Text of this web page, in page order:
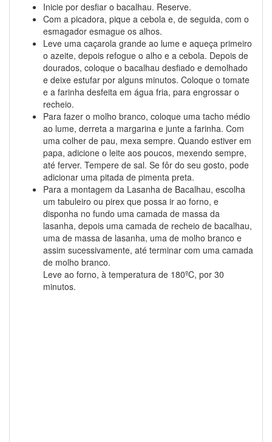
Inicie por desfiar o bacalhau. Reserve.
Com a picadora, pique a cebola e, de seguida, com o
esmagador esmague os alhos.
Leve uma caçarola grande ao lume e aqueça primeiro
o azeite, depois refogue o alho e a cebola. Depois de
dourados, coloque o bacalhau desfiado e demolhado
e deixe estufar por alguns minutos. Coloque o tomate
e a farinha desfeita em água fria, para engrossar o
recheio.
Para fazer o molho branco, coloque uma tacho médio
ao lume, derreta a margarina e junte a farinha. Com
uma colher de pau, mexa sempre. Quando estiver em
papa, adicione o leite aos poucos, mexendo sempre,
até ferver. Tempere de sal. Se fôr do seu gosto, pode
adicionar uma pitada de pimenta preta.
Para a montagem da Lasanha de Bacalhau, escolha
um tabuleiro ou pirex que possa ir ao forno, e
disponha no fundo uma camada de massa da
lasanha, depois uma camada de recheio de bacalhau,
uma de massa de lasanha, uma de molho branco e
assim sucessivamente, até terminar com uma camada
de molho branco.
Leve ao forno, à temperatura de 180ºC, por 30
minutos.